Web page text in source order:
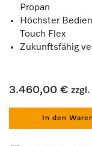
Propan
Höchster
Touch Flex
Zukunftsfähig
3.460,00 €
In den